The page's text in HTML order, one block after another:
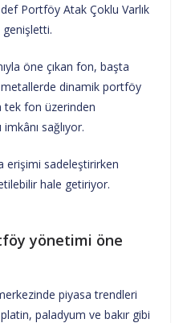
Portföy Atak Çoklu Varlık
genişletti.
öne çıkan fon, başta
dinamik portföy
tek fon üzerinden
sağlıyor.
erişimi sadeleştirirken
hale getiriyor.
yönetimi öne
piyasa trendleri
paladyum ve bakır gibi